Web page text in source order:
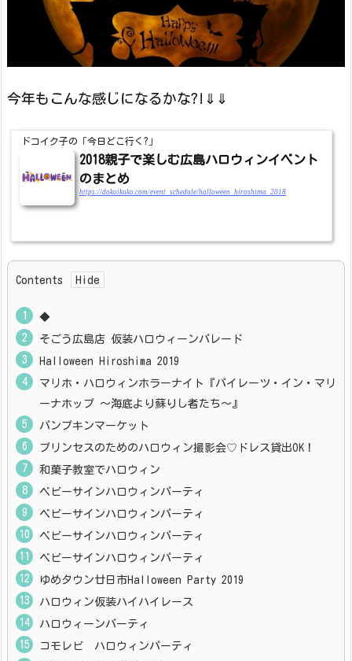
今年もこんな感じになるかな?!⇓⇓
ドコイク子の「今日どこ行く?」
2018親子で楽しむ広島ハロウィンイベント
のまとめ
https://dokoikuko.com/event_schedule/halloween_hiroshima_2018
Contents
◆
そごう広島店 仮装ハロウィーンパレード
Halloween Hiroshima 2019
マリホ・ハロウィンホラーナイト『パイレーツ・イン・マリ
ーナホップ ～海底より蘇りし者たち～』
パンプキンマーケット
プリンセスのためのハロウィン撮影会♡ドレス貸出OK！
和菓子教室でハロウィン
ベビーサインハロウィンパーティ
ベビーサインハロウィンパーティ
ベビーサインハロウィンパーティ
ベビーサインハロウィンパーティ
ゆめタウン廿日市Halloween Party 2019
ハロウィン仮装ハイハイレース
ハロウィーンパーティ
コモレビ ハロウィンパーティ